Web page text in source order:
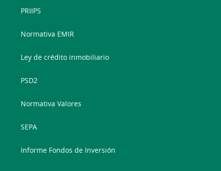
PRIIPS
Normativa EMIR
Ley de crédito inmobiliario
PSD2
Normativa Valores
SEPA
Informe Fondos de Inversión